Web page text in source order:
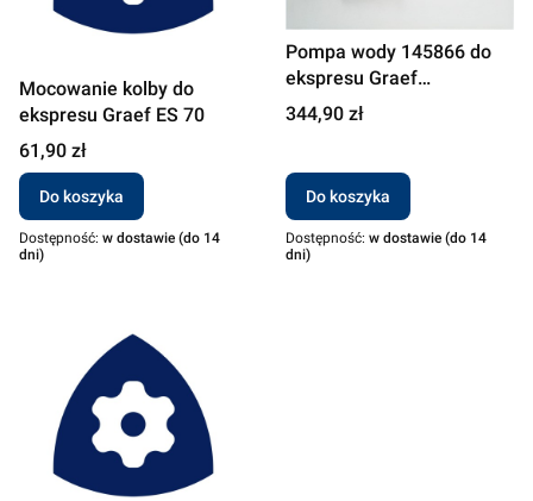
Mocowanie kolby do
ekspresu Graef ES 70
Cena
61,90 zł
Do koszyka
Dostępność: w dostawie (do 14
dni)
Pompa wody 145866 do
ekspresu Graef
ES90/91/95
Cena
344,90 zł
Do koszyka
Dostępność: w dostawie (do 14
dni)